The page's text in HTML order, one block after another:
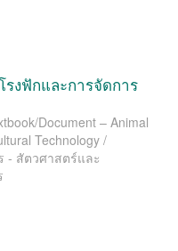
รงฟักและการจัดการ
Document – Animal
Technology /
- สัตวศาสตร์และ